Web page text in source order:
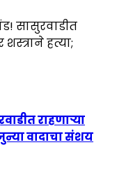
राहणाऱ्या
वादाचा संशय